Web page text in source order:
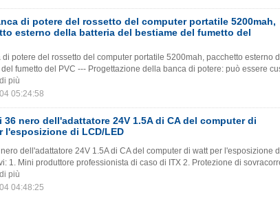
di potere del rossetto del computer portatile 5200mah,
esterno della batteria del bestiame del fumetto del
di potere del rossetto del computer portatile 5200mah, pacchetto esterno
fumetto del PVC --- Progettazione della banca di potere: può essere
più
05:24:58
36 nero dell'adattatore 24V 1.5A di CA del computer di
l'esposizione di LCD/LED
nero dell'adattatore 24V 1.5A di CA del computer di watt per l'esposizione
1. Mini produttore professionista di caso di ITX 2. Protezione di
più
04:48:25